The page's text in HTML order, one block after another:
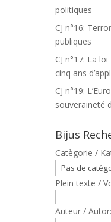
politiques
CJ n°16:
publiques
CJ n°17: La
cinq ans
CJ n°19:
souveraineté
Bijus
Catègorie /
Plein texte /
Auteur / Autor: